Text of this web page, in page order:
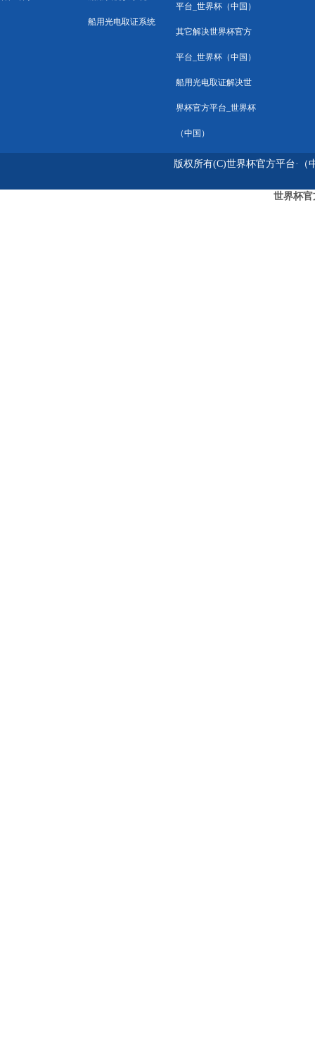
船用光电取证系统
平台_世界杯（中国）
其它解决世界杯官方
平台_世界杯（中国）
船用光电取证解决世
界杯官方平台_世界杯
（中国）
版权所有(C)世界杯官方平台·
世界杯